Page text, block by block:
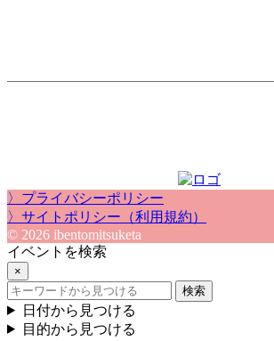
〉プライバシーポリシー
〉サイトポリシー（利用規約）
© 2026 ibentomitsuketa
イベントを検索
×
検索
日付から見つける
目的から見つける